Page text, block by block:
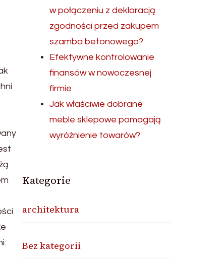
w połączeniu z deklaracją
zgodności przed zakupem
szamba betonowego?
Efektywne kontrolowanie
finansów w nowoczesnej
firmie
Jak właściwie dobrane
meble sklepowe pomagają
wyróżnienie towarów?
Kategorie
architektura
Bez kategorii